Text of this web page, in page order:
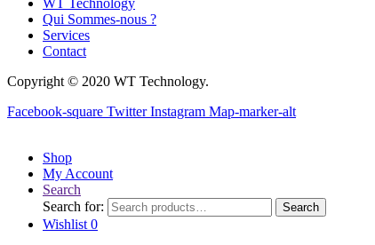
Qui Sommes-nous ?
Services
Contact
Copyright © 2020 WT Technology.
Facebook-square Twitter Instagram Map-marker-alt
Shop
My Account
Search
Search for:
Search
Wishlist 0